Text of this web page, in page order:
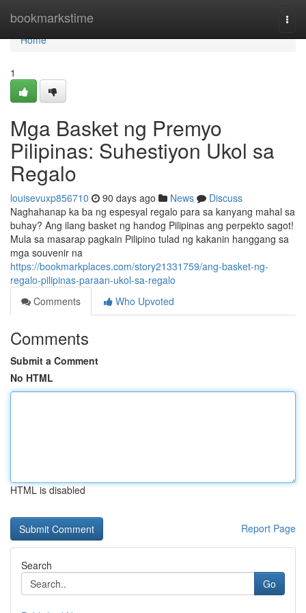
bookmarkstime
Home
Home
1
Mga Basket ng Premyo
Pilipinas: Suhestiyon Ukol sa
Regalo
louisevuxp856710 90 days ago News
Discuss
Naghahanap ka ba ng espesyal regalo para sa kanyang mahal sa
buhay? Ang ilang basket ng handog Pilipinas ang perpekto sagot!
Mula sa masarap pagkain Pilipino tulad ng kakanin hanggang sa
mga souvenir na
https://bookmarkplaces.com/story21331759/ang-basket-ng-
regalo-pilipinas-paraan-ukol-sa-regalo
Comments
Who Upvoted
Comments
Submit a Comment
No HTML
HTML is disabled
Report Page
Search
Go